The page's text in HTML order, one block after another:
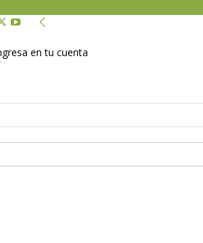
en tu cuenta